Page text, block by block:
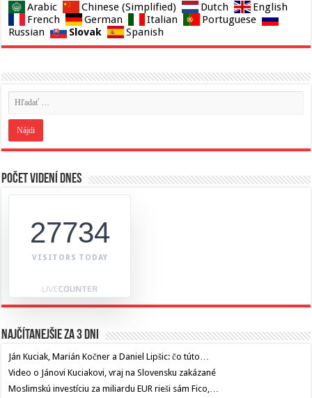
Arabic Chinese (Simplified) Dutch
English
French
German Italian
Portuguese
Russian
Slovak Spanish
Počet videní dnes
27734
VISITORS TODAY
Najčítanejšie za 3 dni
Ján Kuciak, Marián Kočner a Daniel Lipšic: čo túto…
Video o Jánovi Kuciakovi, vraj na Slovensku zakázané
Moslimskú investíciu za miliardu EUR rieši sám Fico,…